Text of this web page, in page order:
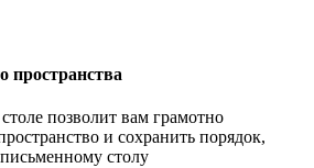
пространства
позволит вам грамотно
и сохранить порядок,
столу